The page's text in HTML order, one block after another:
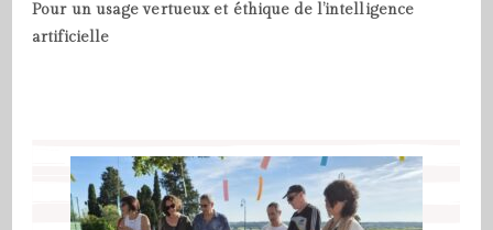
Pour un usage vertueux et éthique de l’intelligence
artificielle